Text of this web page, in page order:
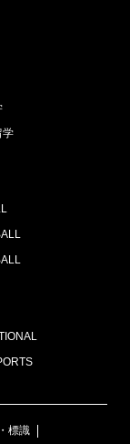
学
標識